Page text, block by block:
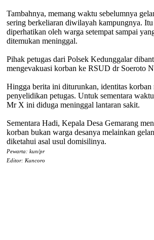
Tambahnya, memang waktu sebelumnya
sering berkeliaran diwilayah kampungnya.
diperhatikan oleh warga setempat sampai
ditemukan meninggal.
Pihak petugas dari Polsek Kedunggalar
mengevakuasi korban ke RSUD dr Soeroto
Hingga berita ini diturunkan, identitas korban
penyelidikan petugas. Untuk sementara
Mr X ini diduga meninggal lantaran sakit.
Sementara Hadi, Kepala Desa Gemarang
korban bukan warga desanya melainkan
diketahui asal usul domisilinya.
Pewarta: kun/pr
Editor: Kuncoro